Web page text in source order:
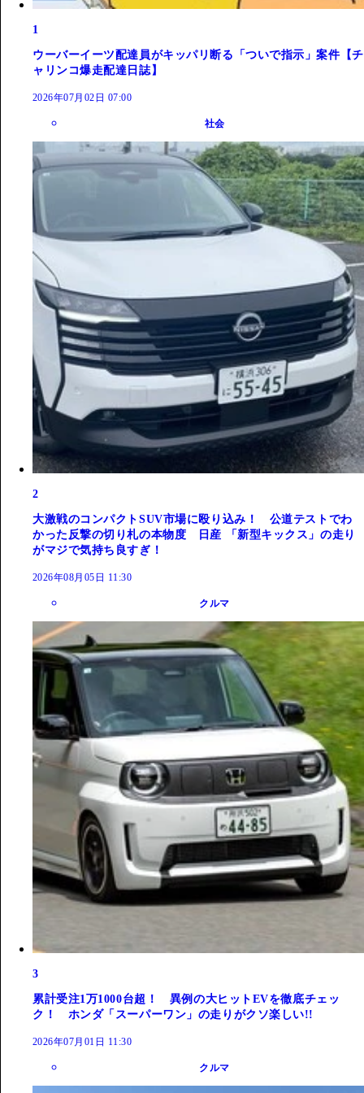
1
ウーバーイーツ配達員がキッパリ断る「ついで指示」案件【チ
ャリンコ爆走配達日誌】
2026年07月02日 07:00
社会
2
大激戦のコンパクトSUV市場に殴り込み！ 公道テストでわ
かった反撃の切り札の本物度 日産 「新型キックス」の走り
がマジで気持ち良すぎ！
2026年08月05日 11:30
クルマ
3
累計受注1万1000台超！ 異例の大ヒットEVを徹底チェッ
ク！ ホンダ「スーパーワン」の走りがクソ楽しい!!
2026年07月01日 11:30
クルマ